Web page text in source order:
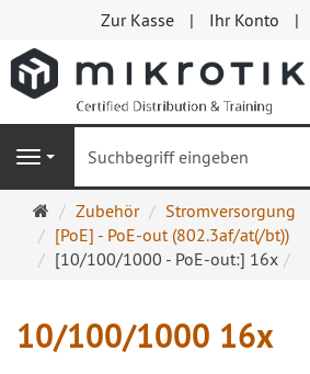
Zur Kasse Ihr Konto
Navigation
Startseite
Zubehör
Stromversorgung
[PoE] - PoE-out (802.3af/at(/bt))
[10/100/1000 - PoE-out:] 16x
10/100/1000 16x